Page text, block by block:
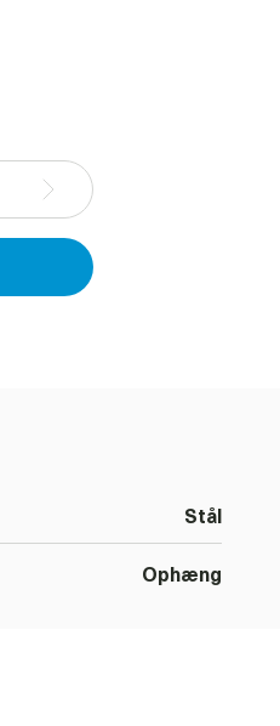
Stål
Ophæng